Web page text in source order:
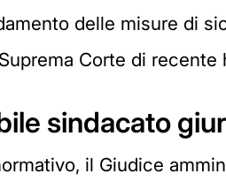
delle misure di
Corte di recente
sindacato
il Giudice